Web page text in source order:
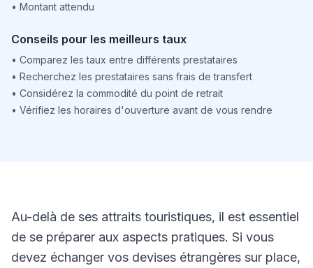
• Montant attendu
Conseils pour les meilleurs taux
• Comparez les taux entre différents prestataires
• Recherchez les prestataires sans frais de transfert
• Considérez la commodité du point de retrait
• Vérifiez les horaires d'ouverture avant de vous rendre
Au-delà de ses attraits touristiques, il est essentiel
de se préparer aux aspects pratiques. Si vous
devez échanger vos devises étrangères sur place,